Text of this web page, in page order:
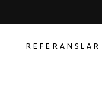
REFERANSLAR